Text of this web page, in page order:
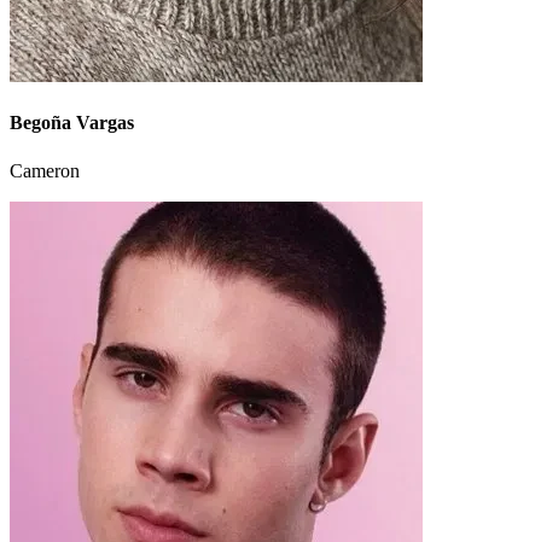
Begoña Vargas
Cameron